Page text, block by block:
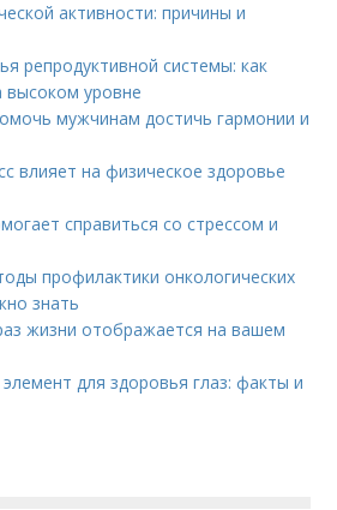
активности: причины и
репродуктивной системы: как
высоком уровне
мужчинам достичь гармонии и
влияет на физическое здоровье
справиться со стрессом и
профилактики онкологических
знать
жизни отображается на вашем
для здоровья глаз: факты и